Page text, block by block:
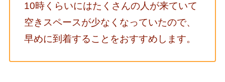
10時くらいにはたくさんの人が来ていて
空きスペースが少なくなっていたので、
早めに到着することをおすすめします。